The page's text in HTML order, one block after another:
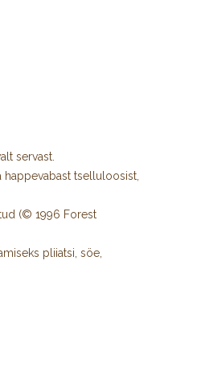
servast.
tselluloosist,
(© 1996 Forest
pliiatsi, söe,